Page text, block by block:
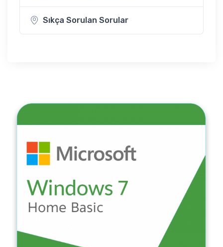
Sıkça Sorulan Sorular